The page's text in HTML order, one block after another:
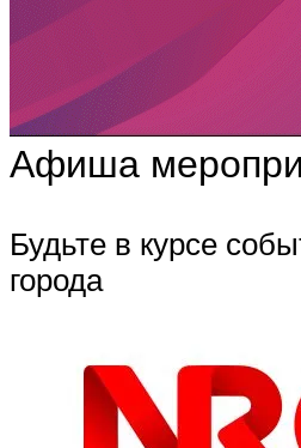
Афиша
Будьте в курсе
города